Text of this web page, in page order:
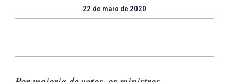
22 de maio de 2020